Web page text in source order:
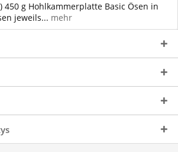
450 g Hohlkammerplatte Basic Ösen in
jeweils... mehr